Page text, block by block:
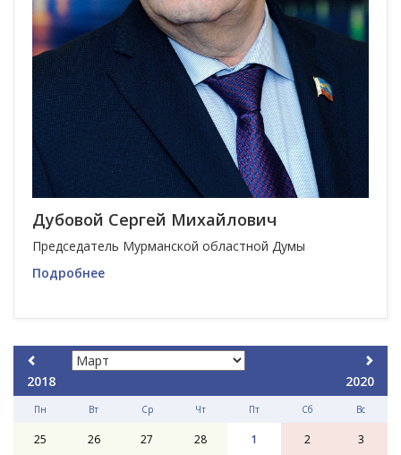
Дубовой Сергей Михайлович
Председатель Мурманской областной Думы
Подробнее
2018 2020
Пн Вт Ср Чт Пт Сб Вс
25 26 27 28 1 2 3